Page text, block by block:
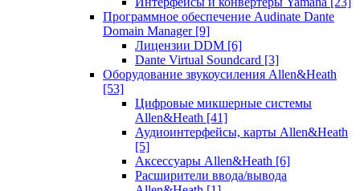
Программное обеспечение Audinate Dante
Domain Manager [9]
Лицензии DDM [6]
Dante Virtual Soundcard [3]
Оборудование звукоусиления Allen&Heath
[53]
Цифровые микшерные системы
Allen&Heath [41]
Аудиоинтерфейсы, карты Allen&Heath
[5]
Аксессуары Allen&Heath [6]
Расширители ввода/вывода